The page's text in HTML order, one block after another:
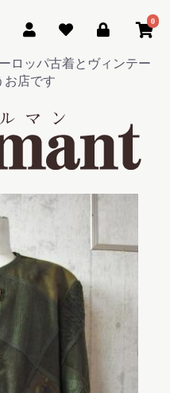
0
ロッパ古着とヴィンテー
お店です